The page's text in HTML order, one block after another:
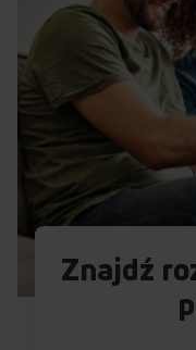
Znajdź